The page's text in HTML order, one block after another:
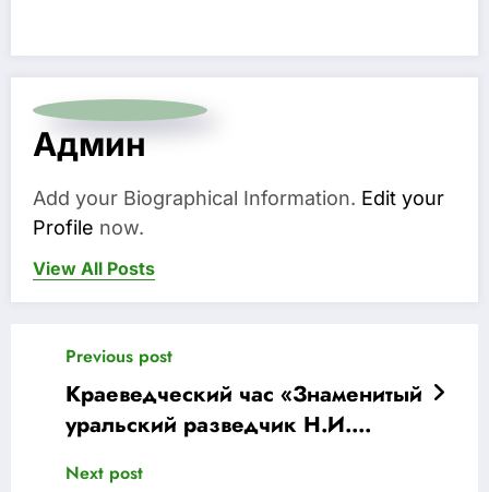
Админ
Add your Biographical Information. Edit your
Profile now.
View All Posts
Previous post
Краеведческий час «Знаменитый
уральский разведчик Н.И.
Next post